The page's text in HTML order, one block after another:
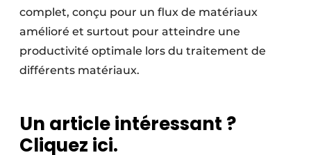
complet, conçu pour un flux de matériaux
amélioré et surtout pour atteindre une
productivité optimale lors du traitement de
différents matériaux.
Un article intéressant ?
Cliquez ici.